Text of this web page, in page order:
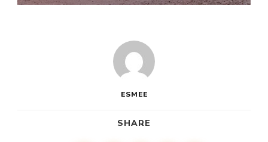
ESMEE
SHARE